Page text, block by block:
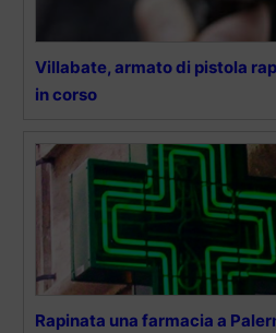
Villabate, armato di pistola
in corso
Rapinata una farmacia a